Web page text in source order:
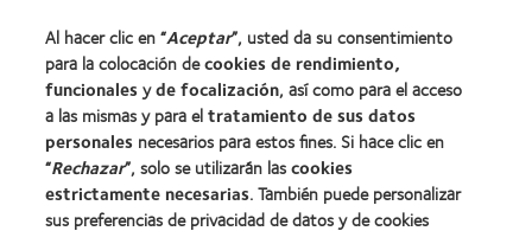
Usuario experimentado
Blog
Sobre nosotros
Carreras
Al hacer clic en “Aceptar”, usted da su consentimiento
para la colocación decookies de rendimiento,
funcionalesyde focalización, así como para el acceso
a las mismas y para eltratamiento de sus datos
personales necesarios para estos fines. Si hace clic en
“Rechazar”, solo se utilizarán lascookies
estrictamente necesarias. También puede personalizar
sus preferencias de privacidad de datos y de cookies